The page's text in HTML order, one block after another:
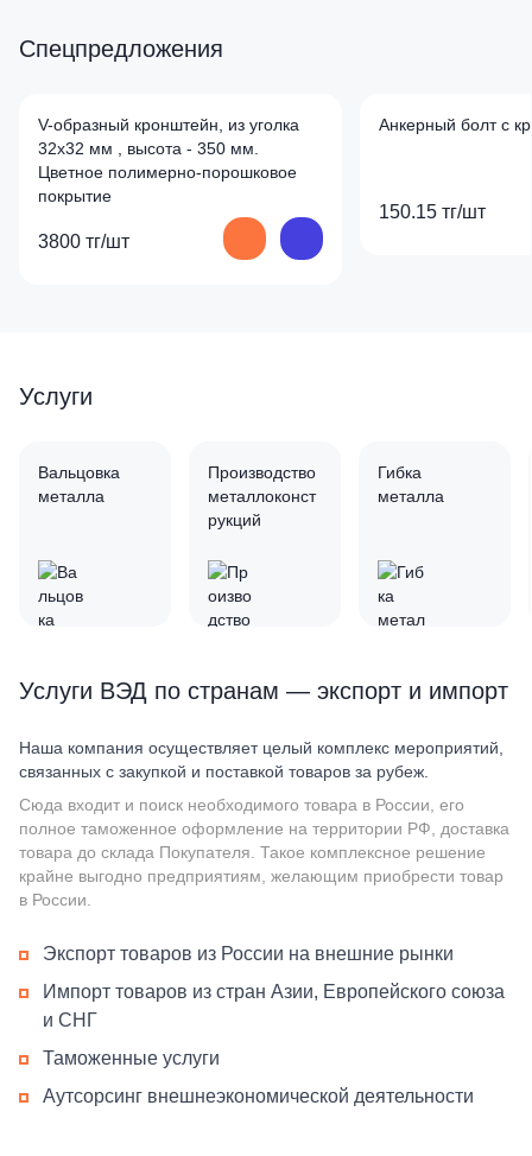
Спецпредложения
V-образный кронштейн, из уголка
32x32 мм , высота - 350 мм.
Цветное полимерно-порошковое
покрытие
3800 тг/шт
Анкерный болт с
150.15 тг/шт
Услуги
Вальцовка
металла
Производство
металлоконст
рукций
Гибка
металла
Услуги ВЭД по странам — экспорт и импорт
Наша компания осуществляет целый комплекс мероприятий,
связанных с закупкой и поставкой товаров за рубеж.
Сюда входит и поиск необходимого товара в России, его
полное таможенное оформление на территории РФ, доставка
товара до склада Покупателя. Такое комплексное решение
крайне выгодно предприятиям, желающим приобрести товар
в России.
Экспорт товаров из России на внешние рынки
Импорт товаров из стран Азии, Европейского союза
и СНГ
Таможенные услуги
Аутсорсинг внешнеэкономической деятельности